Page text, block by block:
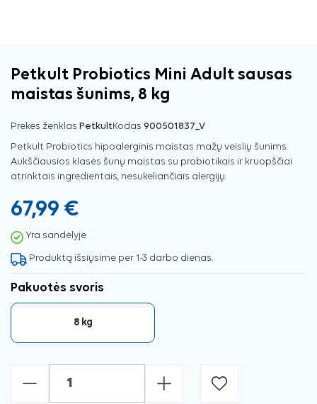
Petkult Probiotics Mini Adult sausas
maistas šunims, 8 kg
Prekės ženklas PetkultKodas 900501837_V
Petkult Probiotics hipoalerginis maistas mažų veislių šunims.
Aukščiausios klasės šunų maistas su probiotikais ir kruopščiai
atrinktais ingredientais, nesukeliančiais alergijų.
67,99 €
Yra sandėlyje
Produktą išsiųsime per 1-3 darbo dienas.
Pakuotės svoris
8 kg
- +